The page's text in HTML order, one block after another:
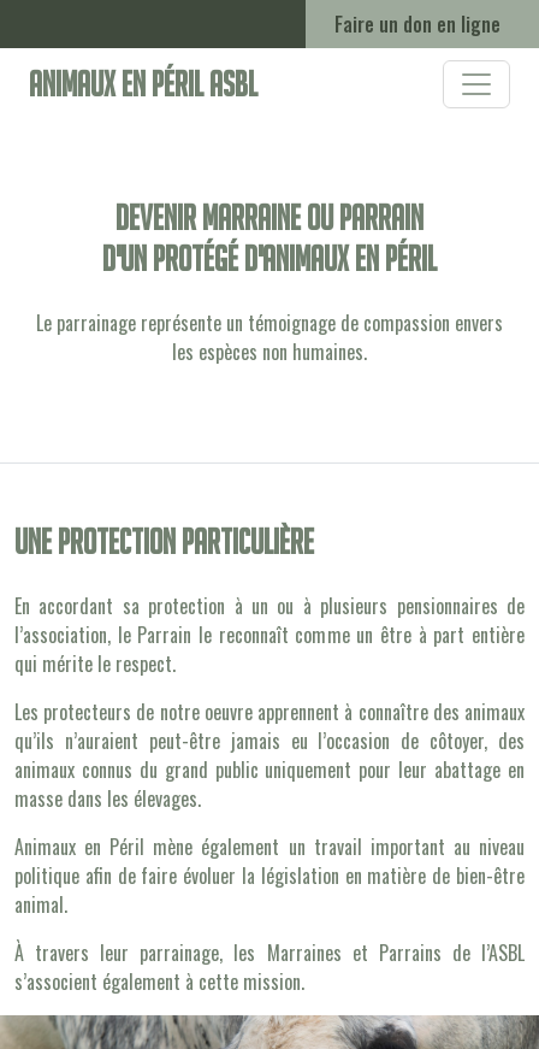
Faire un don en ligne
Animaux en Péril ASBL
Devenir marraine ou parrain
d'un protégé d'animaux en péril
Le parrainage représente un témoignage de compassion envers
les espèces non humaines.
Une protection particulière
En accordant sa protection à un ou à plusieurs pensionnaires de
l’association, le Parrain le reconnaît comme un être à part entière
qui mérite le respect.
Les protecteurs de notre oeuvre apprennent à connaître des animaux
qu’ils n’auraient peut-être jamais eu l’occasion de côtoyer, des
animaux connus du grand public uniquement pour leur abattage en
masse dans les élevages.
Animaux en Péril mène également un travail important au niveau
politique afin de faire évoluer la législation en matière de bien-être
animal.
À travers leur parrainage, les Marraines et Parrains de l’ASBL
s’associent également à cette mission.